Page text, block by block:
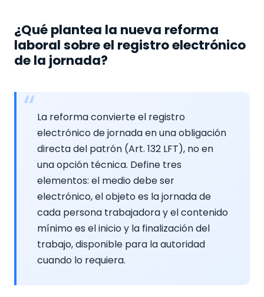
¿Qué plantea la nueva reforma
laboral sobre el registro electrónico
de la jornada?
La reforma convierte el registro
electrónico de jornada en una obligación
directa del patrón (Art. 132 LFT), no en
una opción técnica. Define tres
elementos: el medio debe ser
electrónico, el objeto es la jornada de
cada persona trabajadora y el contenido
mínimo es el inicio y la finalización del
trabajo, disponible para la autoridad
cuando lo requiera.